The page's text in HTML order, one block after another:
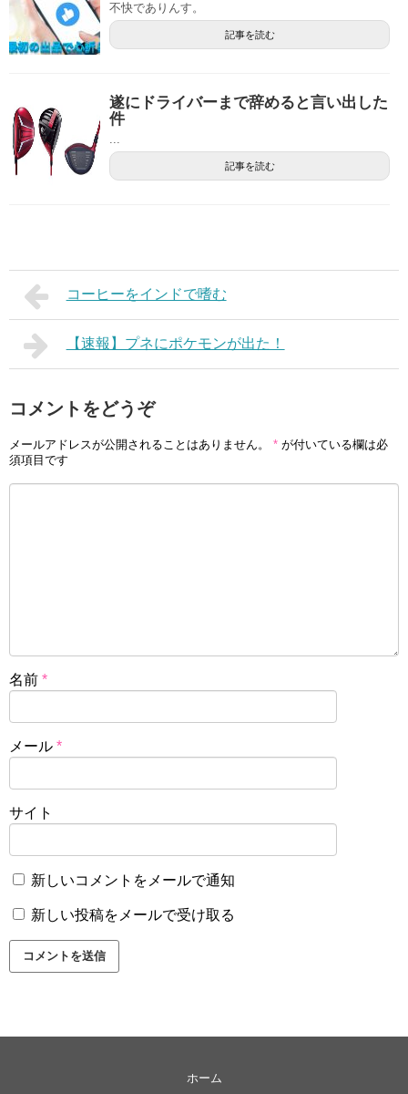
不快でありんす。
記事を読む
遂にドライバーまで辞めると言い出した
件
...
記事を読む
コーヒーをインドで嗜む
【速報】プネにポケモンが出た！
コメントをどうぞ
メールアドレスが公開されることはありません。 * が付いている欄は必
須項目です
名前 *
メール *
サイト
新しいコメントをメールで通知
新しい投稿をメールで受け取る
ホーム